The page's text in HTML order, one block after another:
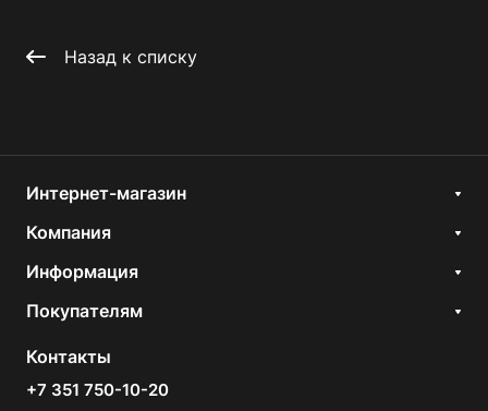
Назад к списку
Интернет-магазин
Компания
Информация
Покупателям
Контакты
+7 351 750-10-20